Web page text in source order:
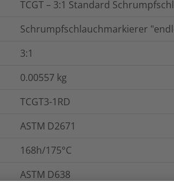
TCGT – 3:1 Standard
Schrumpfschlauchmarkierer
3:1
0.00557 kg
TCGT3-1RD
ASTM D2671
168h/175°C
ASTM D638